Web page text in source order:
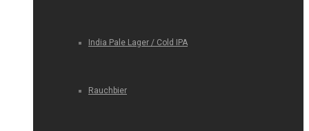
India Pale Lager / Cold IPA
Rauchbier